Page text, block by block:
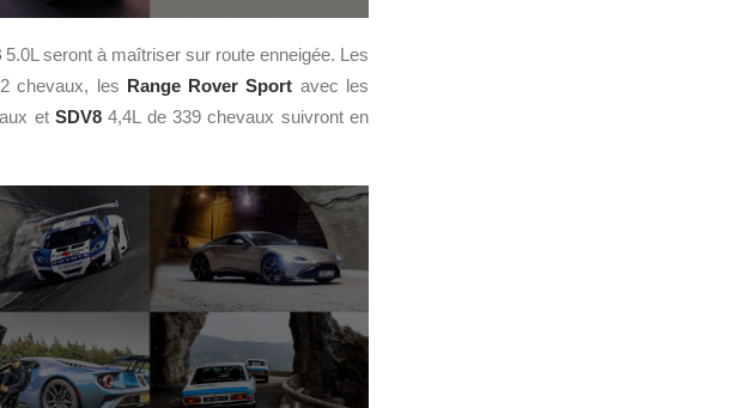
5.0L seront à maîtriser sur route enneigée. Les
chevaux, les Range Rover Sport avec les
etSDV8 4,4L de 339 chevaux suivront en